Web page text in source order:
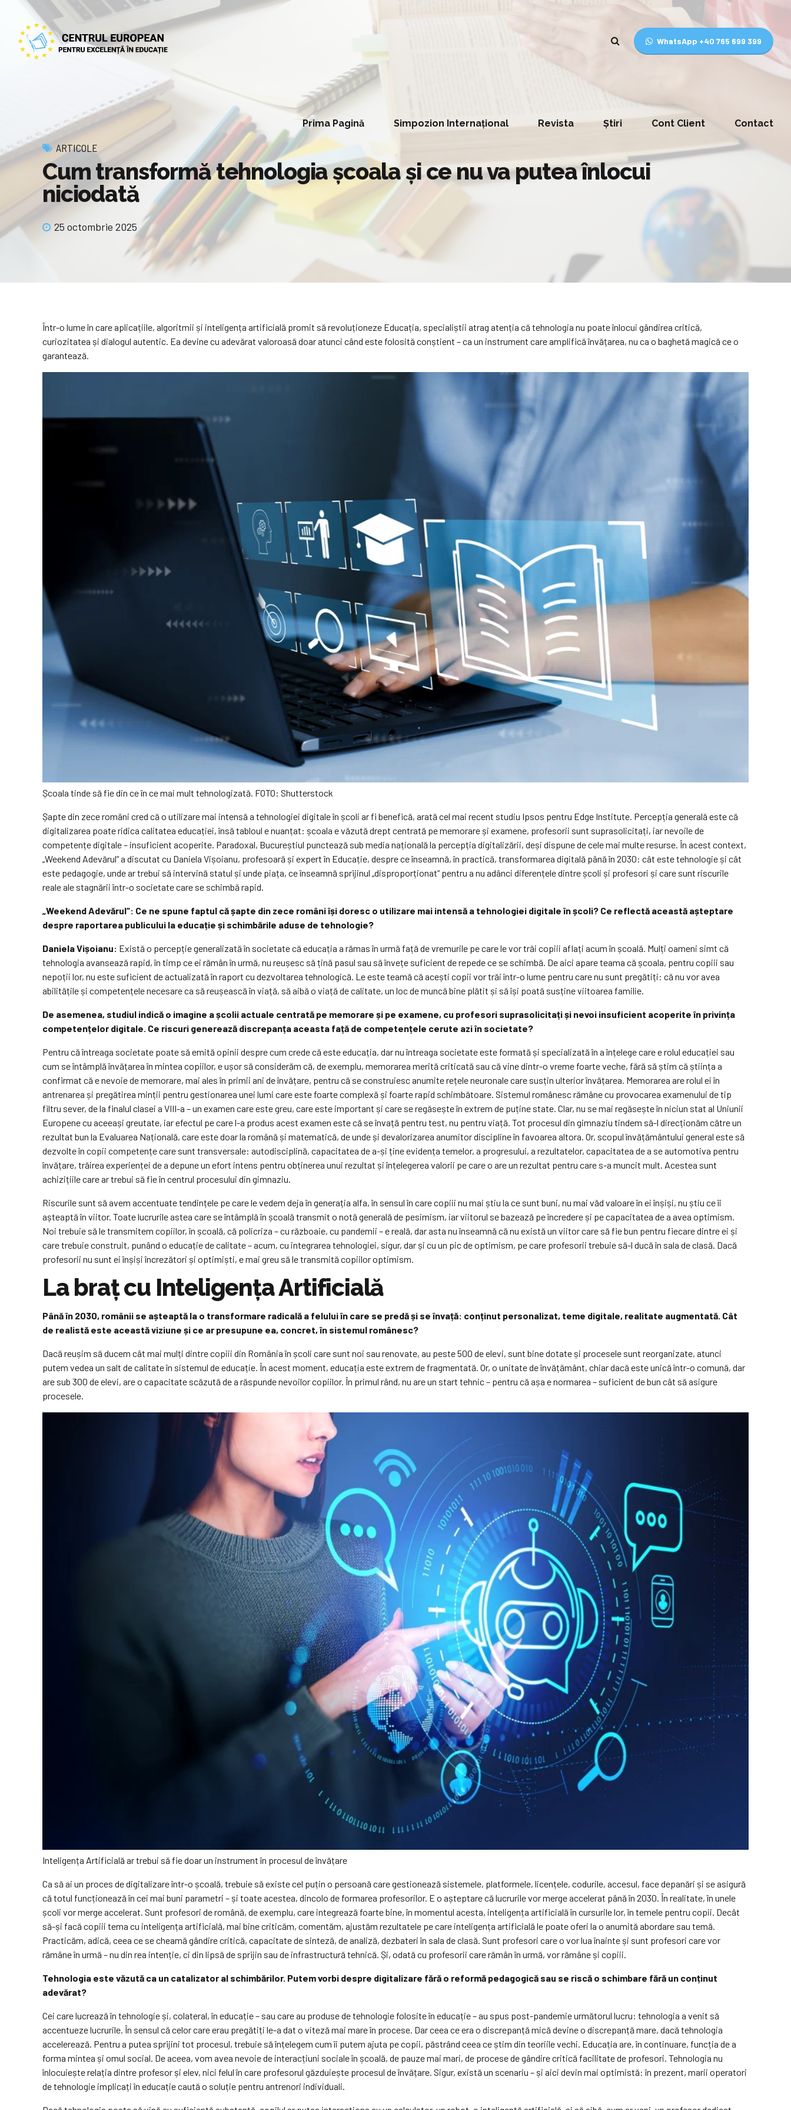
WhatsApp +40 765 699 399
Prima Pagină Simpozion Internațional Revista Știri Cont Client Contact
ARTICOLE
Cum transformă tehnologia școala și ce nu va putea înlocui
niciodată
25 octombrie 2025
Într-o lume în care aplicațiile, algoritmii și inteligența artificială promit să revoluționeze Educația, specialiștii atrag atenția că tehnologia nu poate înlocui gândirea critică,
curiozitatea și dialogul autentic. Ea devine cu adevărat valoroasă doar atunci când este folosită conștient – ca un instrument care amplifică învățarea, nu ca o baghetă magică ce o
garantează.
Școala tinde să fie din ce în ce mai mult tehnologizată. FOTO: Shutterstock
Șapte din zece români cred că o utilizare mai intensă a tehnologiei digitale în școli ar fi benefică, arată cel mai recent studiu Ipsos pentru Edge Institute. Percepția generală este că
digitalizarea poate ridica calitatea educației, însă tabloul e nuanțat: școala e văzută drept centrată pe memorare și examene, profesorii sunt suprasolicitați, iar nevoile de
competențe digitale – insuficient acoperite. Paradoxal, Bucureștiul punctează sub media națională la percepția digitalizării, deși dispune de cele mai multe resurse. În acest context,
„Weekend Adevărul“ a discutat cu Daniela Vișoianu, profesoară și expert în Educație, despre ce înseamnă, în practică, transformarea digitală până în 2030: cât este tehnologie și cât
este pedagogie, unde ar trebui să intervină statul și unde piața, ce înseamnă sprijinul „disproporționat“ pentru a nu adânci diferențele dintre școli și profesori și care sunt riscurile
reale ale stagnării într-o societate care se schimbă rapid.
„Weekend Adevărul“: Ce ne spune faptul că șapte din zece români își doresc o utilizare mai intensă a tehnologiei digitale în școli? Ce reflectă această așteptare
despre raportarea publicului la educație și schimbările aduse de tehnologie?
Daniela Vișoianu: Există o percepție generalizată în societate că educația a rămas în urmă față de vremurile pe care le vor trăi copiii aflați acum în școală. Mulți oameni simt că
tehnologia avansează rapid, în timp ce ei rămân în urmă, nu reușesc să țină pasul sau să învețe suficient de repede ce se schimbă. De aici apare teama că școala, pentru copiii sau
nepoții lor, nu este suficient de actualizată în raport cu dezvoltarea tehnologică. Le este teamă că acești copii vor trăi într-o lume pentru care nu sunt pregătiți: că nu vor avea
abilitățile și competențele necesare ca să reușească în viață, să aibă o viață de calitate, un loc de muncă bine plătit și să își poată susține viitoarea familie.
De asemenea, studiul indică o imagine a școlii actuale centrată pe memorare și pe examene, cu profesori suprasolicitați și nevoi insuficient acoperite în privința
competențelor digitale. Ce riscuri generează discrepanța aceasta față de competențele cerute azi în societate?
Pentru că întreaga societate poate să emită opinii despre cum crede că este educația, dar nu întreaga societate este formată și specializată în a înțelege care e rolul educației sau
cum se întâmplă învățarea în mintea copiilor, e ușor să considerăm că, de exemplu, memorarea merită criticată sau că vine dintr-o vreme foarte veche, fără să știm că știința a
confirmat că e nevoie de memorare, mai ales în primii ani de învățare, pentru că se construiesc anumite rețele neuronale care susțin ulterior învățarea. Memorarea are rolul ei în
antrenarea și pregătirea minții pentru gestionarea unei lumi care este foarte complexă și foarte rapid schimbătoare. Sistemul românesc rămâne cu provocarea examenului de tip
filtru sever, de la finalul clasei a VIII-a – un examen care este greu, care este important și care se regăsește în extrem de puține state. Clar, nu se mai regăsește în niciun stat al Uniunii
Europene cu aceeași greutate, iar efectul pe care l-a produs acest examen este că se învață pentru test, nu pentru viață. Tot procesul din gimnaziu tindem să-l direcționăm către un
rezultat bun la Evaluarea Națională, care este doar la română și matematică, de unde și devalorizarea anumitor discipline în favoarea altora. Or, scopul învățământului general este să
dezvolte în copii competențe care sunt transversale: autodisciplină, capacitatea de a-și ține evidența temelor, a progresului, a rezultatelor, capacitatea de a se automotiva pentru
învățare, trăirea experienței de a depune un efort intens pentru obținerea unui rezultat și înțelegerea valorii pe care o are un rezultat pentru care s-a muncit mult. Acestea sunt
achizițiile care ar trebui să fie în centrul procesului din gimnaziu.
Riscurile sunt să avem accentuate tendințele pe care le vedem deja în generația alfa, în sensul în care copiii nu mai știu la ce sunt buni, nu mai văd valoare în ei înșiși, nu știu ce îi
așteaptă în viitor. Toate lucrurile astea care se întâmplă în școală transmit o notă generală de pesimism, iar viitorul se bazează pe încredere și pe capacitatea de a avea optimism.
Noi trebuie să le transmitem copiilor, în școală, că policriza – cu războaie, cu pandemii – e reală, dar asta nu înseamnă că nu există un viitor care să fie bun pentru fiecare dintre ei și
care trebuie construit, punând o educație de calitate – acum, cu integrarea tehnologiei, sigur, dar și cu un pic de optimism, pe care profesorii trebuie să-l ducă în sala de clasă. Dacă
profesorii nu sunt ei înșiși încrezători și optimiști, e mai greu să le transmită copiilor optimism.
La braț cu Inteligența Artificială
Până în 2030, românii se așteaptă la o transformare radicală a felului în care se predă și se învață: conținut personalizat, teme digitale, realitate augmentată. Cât
de realistă este această viziune și ce ar presupune ea, concret, în sistemul românesc?
Dacă reușim să ducem cât mai mulți dintre copiii din România în școli care sunt noi sau renovate, au peste 500 de elevi, sunt bine dotate și procesele sunt reorganizate, atunci
putem vedea un salt de calitate în sistemul de educație. În acest moment, educația este extrem de fragmentată. Or, o unitate de învățământ, chiar dacă este unică într-o comună, dar
are sub 300 de elevi, are o capacitate scăzută de a răspunde nevoilor copiilor. În primul rând, nu are un start tehnic – pentru că așa e normarea – suficient de bun cât să asigure
procesele.
Inteligența Artificială ar trebui să fie doar un instrument în procesul de învățare
Ca să ai un proces de digitalizare într-o școală, trebuie să existe cel puțin o persoană care gestionează sistemele, platformele, licențele, codurile, accesul, face depanări și se asigură
că totul funcționează în cei mai buni parametri – și toate acestea, dincolo de formarea profesorilor. E o așteptare că lucrurile vor merge accelerat până în 2030. În realitate, în unele
școli vor merge accelerat. Sunt profesori de română, de exemplu, care integrează foarte bine, în momentul acesta, inteligența artificială în cursurile lor, în temele pentru copii. Decât
să-și facă copiii tema cu inteligența artificială, mai bine criticăm, comentăm, ajustăm rezultatele pe care inteligența artificială le poate oferi la o anumită abordare sau temă.
Practicăm, adică, ceea ce se cheamă gândire critică, capacitate de sinteză, de analiză, dezbateri în sala de clasă. Sunt profesori care o vor lua înainte și sunt profesori care vor
rămâne în urmă – nu din rea intenție, ci din lipsă de sprijin sau de infrastructură tehnică. Și, odată cu profesorii care rămân în urmă, vor rămâne și copiii.
Tehnologia este văzută ca un catalizator al schimbărilor. Putem vorbi despre digitalizare fără o reformă pedagogică sau se riscă o schimbare fără un conținut
adevărat?
Cei care lucrează în tehnologie și, colateral, în educație – sau care au produse de tehnologie folosite în educație – au spus post-pandemie următorul lucru: tehnologia a venit să
accentueze lucrurile. În sensul că celor care erau pregătiți le-a dat o viteză mai mare în procese. Dar ceea ce era o discrepanță mică devine o discrepanță mare, dacă tehnologia
accelerează. Pentru a putea sprijini tot procesul, trebuie să înțelegem cum îi putem ajuta pe copii, păstrând ceea ce știm din teoriile vechi. Educația are, în continuare, funcția de a
forma mintea și omul social. De aceea, vom avea nevoie de interacțiuni sociale în școală, de pauze mai mari, de procese de gândire critică facilitate de profesori. Tehnologia nu
înlocuiește relația dintre profesor și elev, nici felul în care profesorul găzduiește procesul de învățare. Sigur, există un scenariu – și aici devin mai optimistă: în prezent, marii operatori
de tehnologie implicați în educație caută o soluție pentru antrenori individuali.